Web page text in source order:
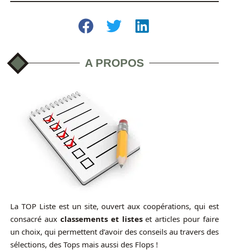
A PROPOS
La TOP Liste est un site, ouvert aux coopérations, qui est
consacré aux classements et listeset articles pour faire
un choix, qui permettent d’avoir des conseils au travers des
sélections, des Tops mais aussi des Flops !